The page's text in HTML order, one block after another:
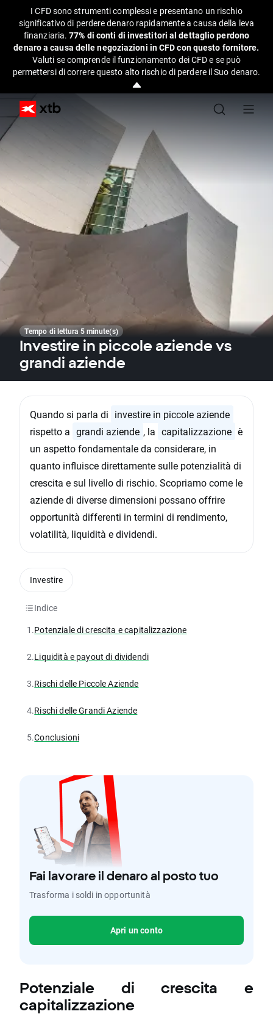
I CFD sono strumenti complessi e presentano un rischio
significativo di perdere denaro rapidamente a causa della leva
finanziaria.77% di conti di investitori al dettaglio perdono
denaro a causa delle negoziazioni in CFD con questo fornitore.
Valuti se comprende il funzionamento dei CFD e se può
permettersi di correre questo alto rischio di perdere il Suo denaro.
Tempo di lettura 5 minute(s)
Investire in piccole aziende vs
grandi aziende
Quando si parla di investire in piccole aziende
rispetto a grandi aziende , la capitalizzazione è
un aspetto fondamentale da considerare, in
quanto influisce direttamente sulle potenzialità di
crescita e sul livello di rischio. Scopriamo come le
aziende di diverse dimensioni possano offrire
opportunità differenti in termini di rendimento,
volatilità, liquidità e dividendi.
Indice
1.Potenziale di crescita e capitalizzazione
2.Liquidità e payout di dividendi
3.Rischi delle Piccole Aziende
4.Rischi delle Grandi Aziende
5.Conclusioni
Fai lavorare il denaro al posto tuo
Trasforma i soldi in opportunità
Apri un conto
Potenziale di crescita e
capitalizzazione
Investire